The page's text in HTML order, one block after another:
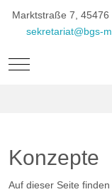
Marktstraße 7,
sekretariat@bgs-
Mobile Menu Toggle
Konzepte
Auf dieser Seite